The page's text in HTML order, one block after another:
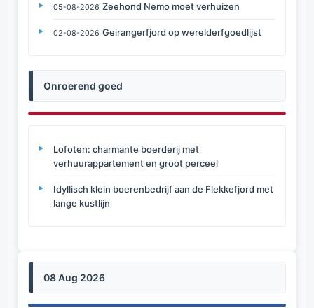
05-08-2026 Zeehond Nemo moet verhuizen
02-08-2026 Geirangerfjord op werelderfgoedlijst
Onroerend goed
Lofoten: charmante boerderij met
verhuurappartement en groot perceel
Idyllisch klein boerenbedrijf aan de Flekkefjord met
lange kustlijn
08 Aug 2026